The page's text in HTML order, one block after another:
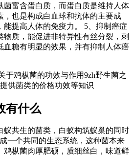
菌富含蛋白质，而蛋白质是维持人体
，也是构成白血球和抗体的主要成
能提高人体的免疫力。 5、抑制癌症
物质，能促进非特异性有丝分裂，刺
血糖有明显的效果，并有抑制人体癌
9zh野生菌之
供菌类的价格功效等知识
有什么
蚁共生的菌类，白蚁构筑蚁巢的同时
一个共同的生态系统，这种菌本来
鸡枞菌肉厚肥硕，质细丝白，味道鲜